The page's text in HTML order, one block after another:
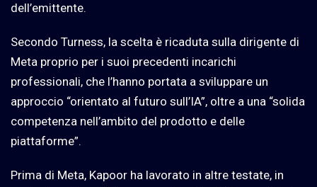
dell’emittente.
Secondo Turness, la scelta è ricaduta sulla dirigente di
Meta proprio per i suoi precedenti incarichi
professionali, che l’hanno portata a sviluppare un
approccio “orientato al futuro sull’IA”, oltre a una “solida
competenza nell’ambito del prodotto e delle
piattaforme”.
Prima di Meta, Kapoor ha lavorato in altre testate, in